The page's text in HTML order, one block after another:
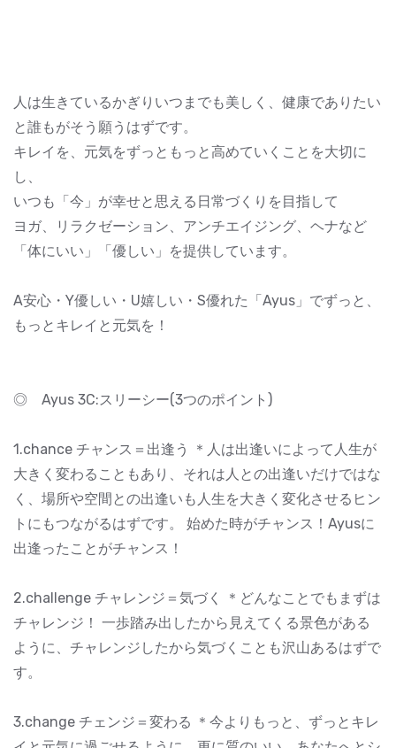
人は生きているかぎりいつまでも美しく、健康でありたい
と誰もがそう願うはずです。
キレイを、元気をずっともっと高めていくことを大切に
し、
いつも「今」が幸せと思える日常づくりを目指して
ヨガ、リラクゼーション、アンチエイジング、ヘナなど
「体にいい」「優しい」を提供しています。
A安心・Y優しい・U嬉しい・S優れた「Ayus」でずっと、
もっとキレイと元気を！
◎ Ayus 3C:スリーシー(3つのポイント)
1.chance チャンス＝出逢う ＊人は出逢いによって人生が
大きく変わることもあり、それは人との出逢いだけではな
く、場所や空間との出逢いも人生を大きく変化させるヒン
トにもつながるはずです。 始めた時がチャンス！Ayusに
出逢ったことがチャンス！
2.challenge チャレンジ＝気づく ＊どんなことでもまずは
チャレンジ！ 一歩踏み出したから見えてくる景色がある
ように、チャレンジしたから気づくことも沢山あるはずで
す。
3.change チェンジ＝変わる ＊今よりもっと、ずっとキレ